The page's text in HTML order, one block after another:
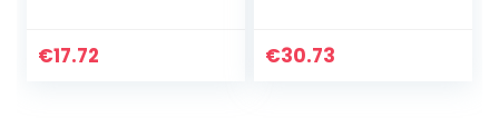
draagtas
€17.72
Geweven Vrouwen
€30.73